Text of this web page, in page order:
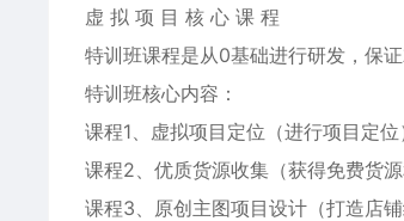
虚 拟 项 目 核 心 课 程
特训班课程是从0基础进行研发，保
特训班核心内容：
课程1、虚拟项目定位（进行项目定位
课程2、优质货源收集（获得免费货源
课程3、原创主图项目设计（打造店